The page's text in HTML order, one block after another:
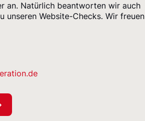
an. Natürlich beantworten wir auch
unseren Website-Checks. Wir freuen